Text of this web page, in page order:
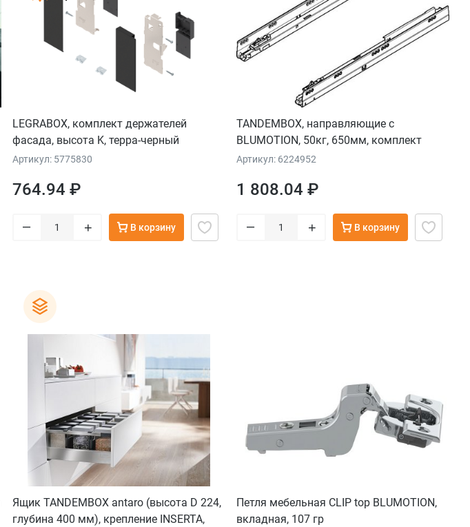
LEGRABOX, комплект держателей
фасада, высота K, терра-черный
Артикул: 5775830
764.94 ₽
– + В корзину
TANDEMBOX, направляющие с
BLUMOTION, 50кг, 650мм, комплект
Артикул: 6224952
1 808.04 ₽
– + В корзину
Ящик TANDEMBOX antaro (высота D 224,
глубина 400 мм), крепление INSERTA,
Петля мебельная CLIP top BLUMOTION,
вкладная, 107 гр